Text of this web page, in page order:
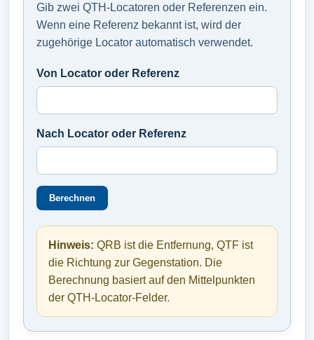
Gib zwei QTH-Locatoren oder Referenzen ein.
Wenn eine Referenz bekannt ist, wird der
zugehörige Locator automatisch verwendet.
Von Locator oder Referenz
Nach Locator oder Referenz
Berechnen
Hinweis: QRB ist die Entfernung, QTF ist
die Richtung zur Gegenstation. Die
Berechnung basiert auf den Mittelpunkten
der QTH-Locator-Felder.